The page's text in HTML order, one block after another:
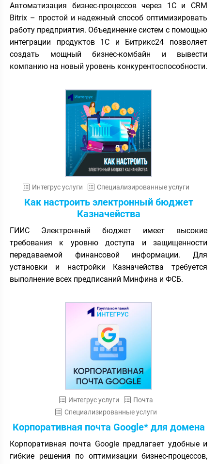
Автоматизация бизнес-процессов через 1С и CRM
Bitrix – простой и надежный способ оптимизировать
работу предприятия. Объединение систем с помощью
интеграции продуктов 1С и Битрикс24 позволяет
создать мощный бизнес-комбайн и вывести
компанию на новый уровень конкурентоспособности.
Интегрус услуги Специализированные услуги
Как настроить электронный бюджет
Казначейства
ГИИС Электронный бюджет имеет высокие
требования к уровню доступа и защищенности
передаваемой финансовой информации. Для
установки и настройки Казначейства требуется
выполнение всех предписаний Минфина и ФСБ.
Интегрус услуги
Почта
Специализированные услуги
Корпоративная почта Google* для домена
Корпоративная почта Google предлагает удобные и
гибкие решения по оптимизации бизнес-процессов,